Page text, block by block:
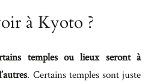
à Kyoto ?
temples ou lieux seront à
. Certains temples sont juste